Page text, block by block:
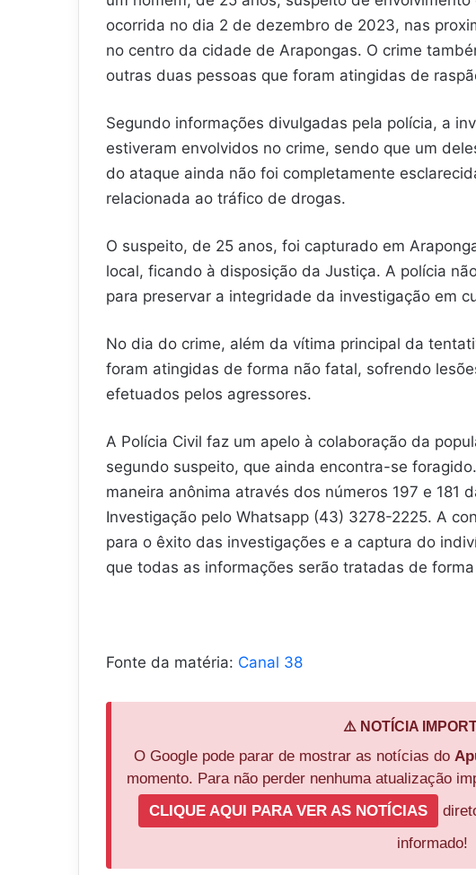
ocorrida no dia 2 de dezembro de 2023, nas
no centro da cidade de Arapongas. O crime
outras duas pessoas que foram atingidas de
Segundo informações divulgadas pela polícia, a
estiveram envolvidos no crime, sendo que um
do ataque ainda não foi completamente
relacionada ao tráfico de drogas.
O suspeito, de 25 anos, foi capturado em
local, ficando à disposição da Justiça. A polícia
para preservar a integridade da investigação em
No dia do crime, além da vítima principal da
foram atingidas de forma não fatal, sofrendo
efetuados pelos agressores.
A Polícia Civil faz um apelo à colaboração da
segundo suspeito, que ainda encontra-se
maneira anônima através dos números 197 e 181
Investigação pelo Whatsapp (43) 3278-2225. A
para o êxito das investigações e a captura do
que todas as informações serão tratadas de
Fonte da matéria: Canal 38
⚠️ NOTÍCIA
O Google pode parar de mostrar as notícias do
momento. Para não perder nenhuma atualização
CLIQUE AQUI PARA VER AS NOTÍCIAS
informado!